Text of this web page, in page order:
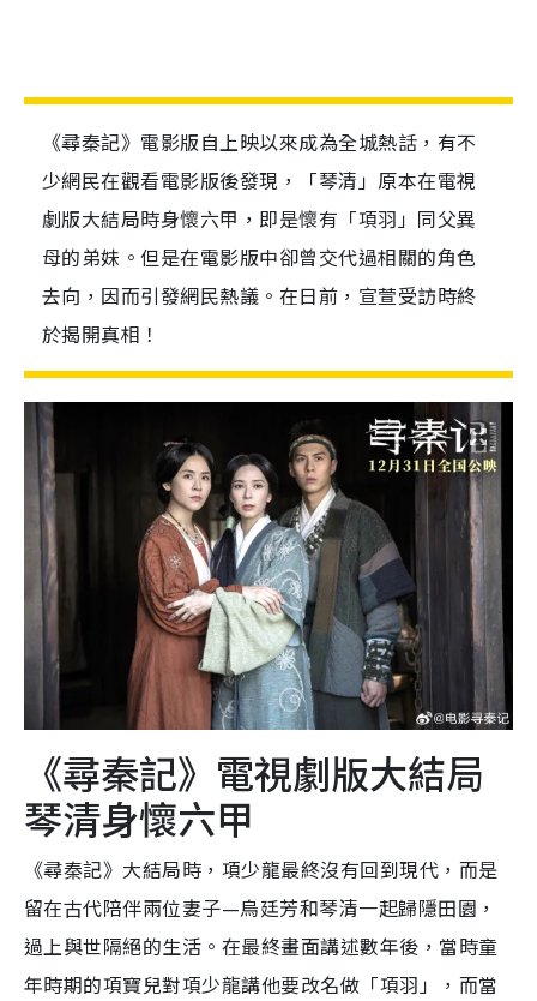
《尋秦記》電影版自上映以來成為全城熱話，有不
少網民在觀看電影版後發現，「琴清」原本在電視
劇版大結局時身懷六甲，即是懷有「項羽」同父異
母的弟妹。但是在電影版中卻曾交代過相關的角色
去向，因而引發網民熱議。在日前，宣萱受訪時終
於揭開真相！
《尋秦記》電視劇版大結局
琴清身懷六甲
《尋秦記》大結局時，項少龍最終沒有回到現代，而是
留在古代陪伴兩位妻子—烏廷芳和琴清一起歸隱田園，
過上與世隔絕的生活。在最終畫面講述數年後，當時童
年時期的項寶兒對項少龍講他要改名做「項羽」，而當